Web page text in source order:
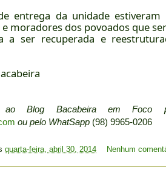
entrega da unidade estiveram
moradores dos povoados que
a ser recuperada e
ao Blog Bacabeira em Foco
ou pelo WhatSapp (98) 9965-0206
quarta-feira, abril 30, 2014 Nenhum